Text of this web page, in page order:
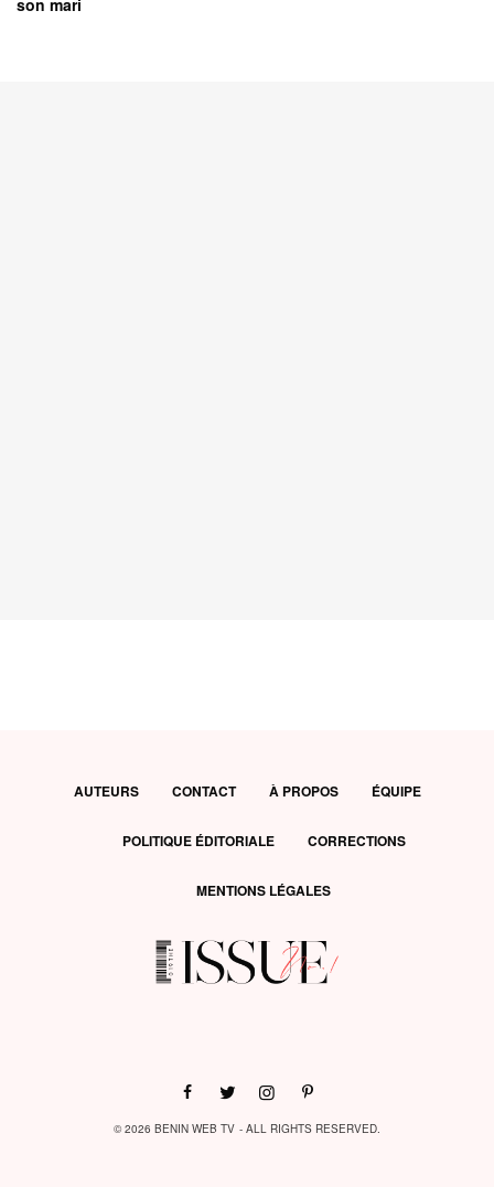
AUTEURS CONTACT À PROPOS ÉQUIPE
POLITIQUE ÉDITORIALE CORRECTIONS
MENTIONS LÉGALES
© 2026 BENIN WEB TV - ALL RIGHTS RESERVED.